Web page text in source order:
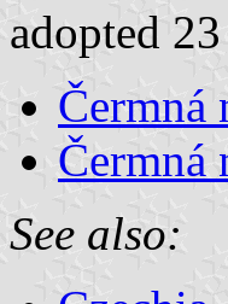
adopted
Čermná
Čermná
See also: